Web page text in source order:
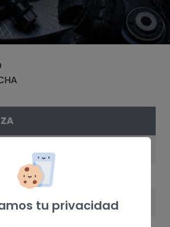
tu privacidad